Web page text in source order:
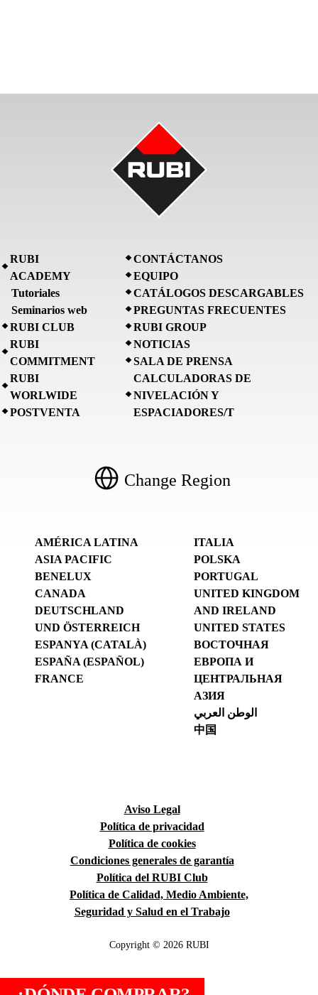
RUBI
ACADEMY
Tutoriales
Seminarios web
RUBI CLUB
RUBI
COMMITMENT
RUBI
WORLWIDE
POSTVENTA
CONTÁCTANOS
EQUIPO
CATÁLOGOS DESCARGABLES
PREGUNTAS FRECUENTES
RUBI GROUP
NOTICIAS
SALA DE PRENSA
CALCULADORAS DE
NIVELACIÓN Y
ESPACIADORES/T
Change Region
AMÉRICA LATINA
ASIA PACIFIC
BENELUX
CANADA
DEUTSCHLAND
UND ÖSTERREICH
ESPANYA (CATALÀ)
ESPAÑA (ESPAÑOL)
FRANCE
ITALIA
POLSKA
PORTUGAL
UNITED KINGDOM
AND IRELAND
UNITED STATES
ВОСТОЧНАЯ
ЕВРОПА И
ЦЕНТРАЛЬНАЯ
АЗИЯ
الوطن العربي
中国
Aviso Legal
Política de privacidad
Política de cookies
Condiciones generales de garantía
Política del RUBI Club
Política de Calidad, Medio Ambiente,
Seguridad y Salud en el Trabajo
Copyright © 2026 RUBI